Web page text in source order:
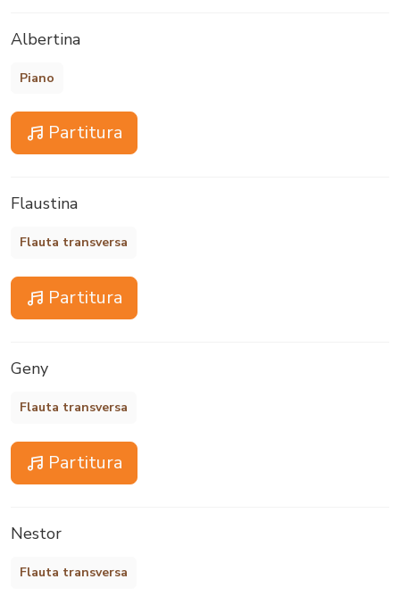
Albertina
Piano
Partitura
Flaustina
Flauta transversa
Partitura
Geny
Flauta transversa
Partitura
Nestor
Flauta transversa